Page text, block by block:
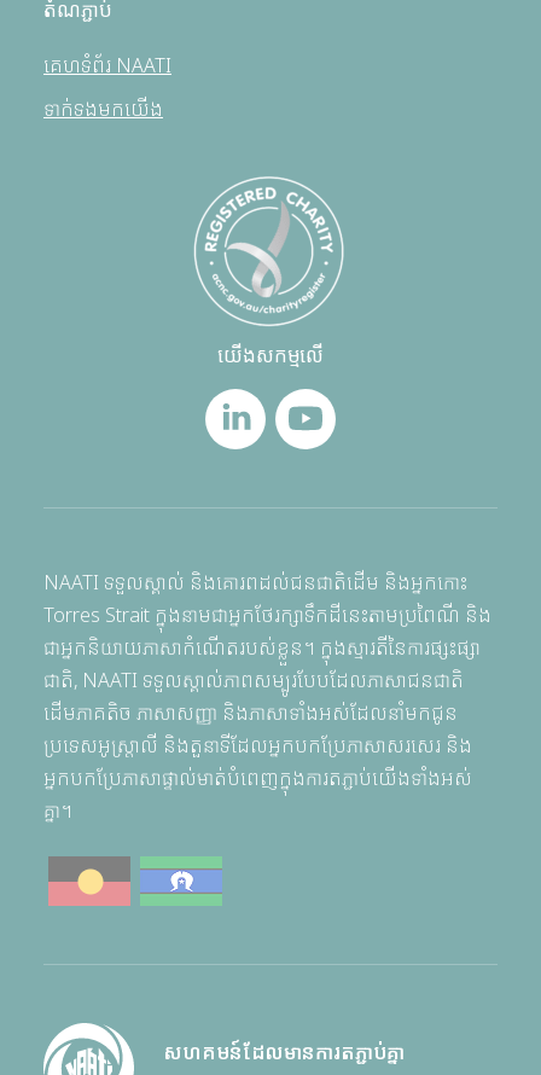
តំណភ្ជាប់
គេហទំព័រ NAATI
ទាក់ទងមកយើង
យើងសកម្មលើ
NAATI ទទួលស្គាល់ និងគោរពដល់ជនជាតិដើម និងអ្នកកោះ
Torres Strait ក្នុងនាមជាអ្នកថែរក្សាទឹកដីនេះតាមប្រពៃណី និង
ជាអ្នកនិយាយភាសាកំណើតរបស់ខ្លួន។ ក្នុងស្មារតីនៃការផ្សះផ្សា
ជាតិ, NAATI ទទួលស្គាល់ភាពសម្បូរបែបដែលភាសាជនជាតិ
ដើមភាគតិច ភាសាសញ្ញា និងភាសាទាំងអស់ដែលនាំមកជូន
ប្រទេសអូស្ត្រាលី និងតួនាទីដែលអ្នកបកប្រែភាសាសរសេរ និង
អ្នកបកប្រែភាសាផ្ទាល់មាត់បំពេញក្នុងការតភ្ជាប់យើងទាំងអស់
គ្នា។
សហគមន៍ដែលមានការតភ្ជាប់គ្នា